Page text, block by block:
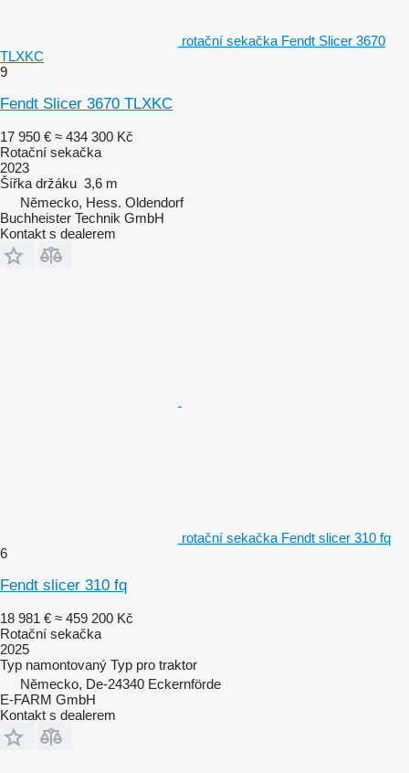
rotační sekačka Fendt Slicer 3670
TLXKC
9
Fendt Slicer 3670 TLXKC
17 950 € ≈ 434 300 Kč
Rotační sekačka
2023
Šířka držáku 3,6 m
Německo, Hess. Oldendorf
Buchheister Technik GmbH
Kontakt s dealerem
rotační sekačka Fendt slicer 310 fq
6
Fendt slicer 310 fq
18 981 € ≈ 459 200 Kč
Rotační sekačka
2025
Typ namontovaný Typ pro traktor
Německo, De-24340 Eckernförde
E-FARM GmbH
Kontakt s dealerem